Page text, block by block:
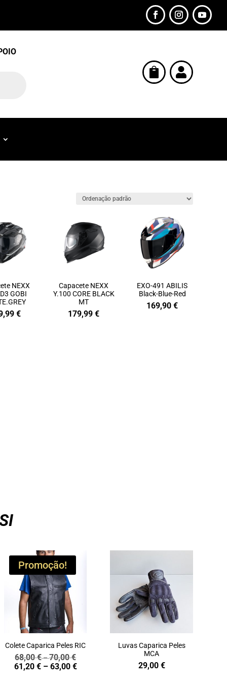
 
NEXX
GOBI
€
Capacete NEXX
Y.100 CORE BLACK
MT
179,99€
EXO-491 ABILIS
Black-Blue-Red
169,90€
Promoção!
Colete Caparica Peles RIC
68,00€–70,00€Price
range:
61,20 € – 63,00 €Price
Luvas Caparica Peles
MCA
29,00 €